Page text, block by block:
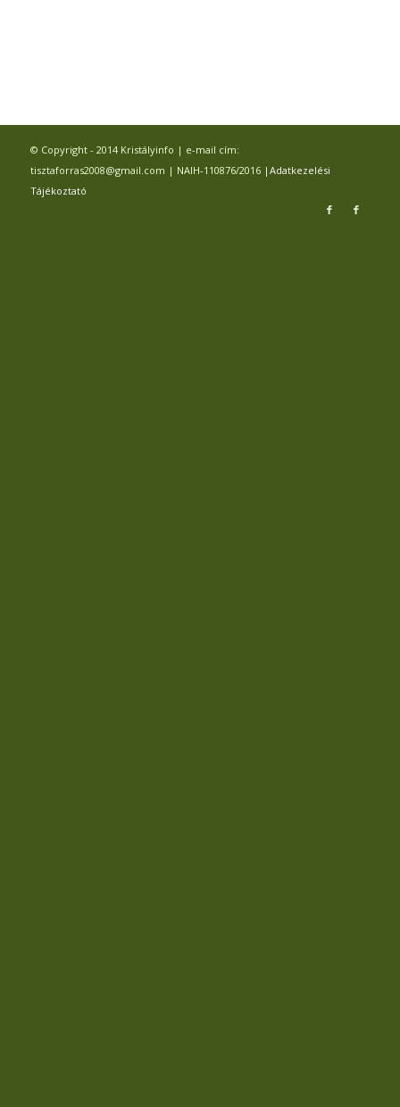
© Copyright - 2014 Kristályinfo | e-mail cím:
tisztaforras2008@gmail.com | NAIH-110876/2016 | Adatkezelési
Tájékoztató